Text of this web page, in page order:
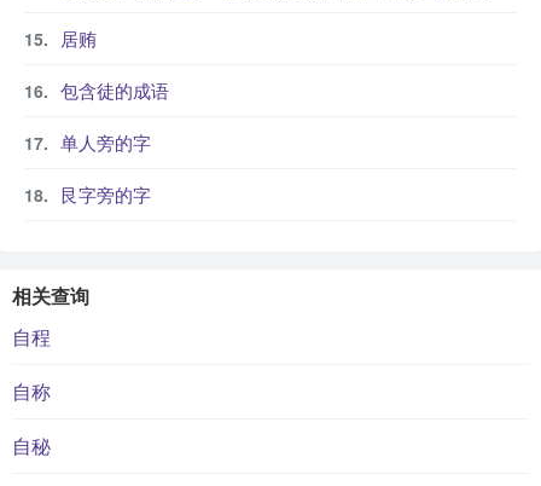
居贿
包含徒的成语
单人旁的字
艮字旁的字
相关查询
自程
自称
自秘